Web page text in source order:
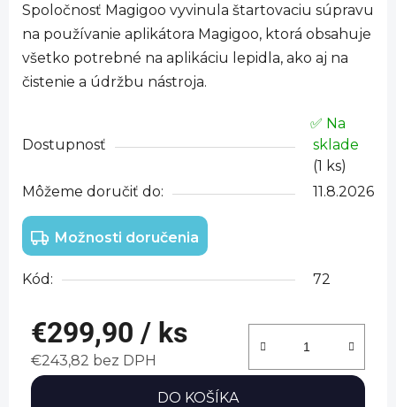
Spoločnosť Magigoo vyvinula štartovaciu súpravu
na používanie aplikátora Magigoo, ktorá obsahuje
všetko potrebné na aplikáciu lepidla, ako aj na
čistenie a údržbu nástroja.
Dostupnosť
✅ Na
sklade
(1 ks)
Môžeme doručiť do:
11.8.2026
Možnosti doručenia
Kód: 72
€299,90 / ks
€243,82 bez DPH
Jednotková cena:
DO KOŠÍKA